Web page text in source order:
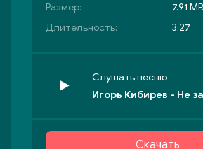
Размер:
7.91 MB
Длительность:
3:27
Слушать песню
Игорь Кибирев - Не
Скачать